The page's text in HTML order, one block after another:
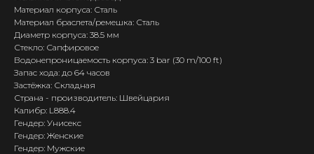
Материал корпуса: Сталь
Материал браслета/ремешка: Сталь
Диаметр корпуса: 38.5 мм
Стекло: Сапфировое
Водонепроницаемость корпуса: 3 bar (30 m/100 ft)
Запас хода: до 64 часов
Застёжка: Складная
Страна - производитель: Швейцария
Калибр: L888.4
Гендер: Унисекс
Гендер: Женские
Гендер: Мужские